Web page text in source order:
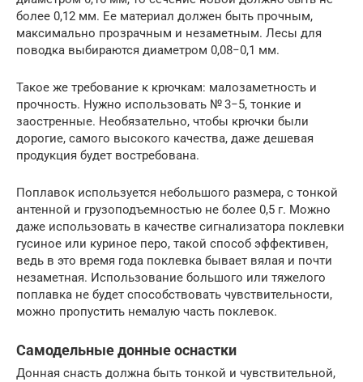
более 0,12 мм. Ее материал должен быть прочным,
максимально прозрачным и незаметным. Лесы для
поводка выбираются диаметром 0,08−0,1 мм.
Такое же требование к крючкам: малозаметность и
прочность. Нужно использовать № 3−5, тонкие и
заостренные. Необязательно, чтобы крючки были
дорогие, самого высокого качества, даже дешевая
продукция будет востребована.
Поплавок используется небольшого размера, с тонкой
антенной и грузоподъемностью не более 0,5 г. Можно
даже использовать в качестве сигнализатора поклевки
гусиное или куриное перо, такой способ эффективен,
ведь в это время года поклевка бывает вялая и почти
незаметная. Использование большого или тяжелого
поплавка не будет способствовать чувствительности,
можно пропустить немалую часть поклевок.
Самодельные донные оснастки
Донная снасть должна быть тонкой и чувствительной,